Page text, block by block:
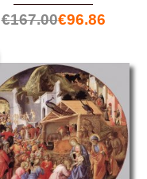
€167.00€96.86